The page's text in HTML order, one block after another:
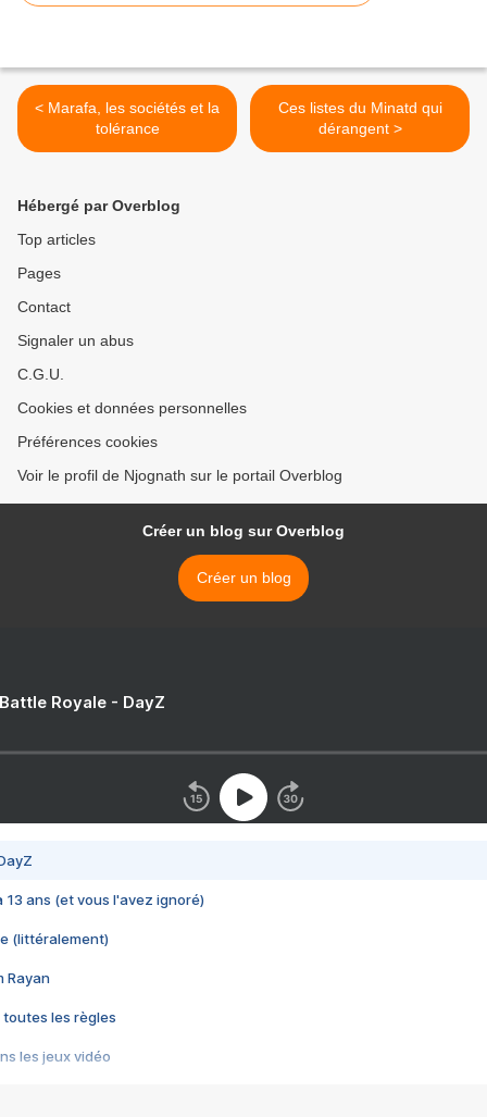
< Marafa, les sociétés et la
tolérance
Ces listes du Minatd qui
dérangent >
Hébergé par Overblog
Top articles
Pages
Contact
Signaler un abus
C.G.U.
Cookies et données personnelles
Préférences cookies
Voir le profil de Njognath sur le portail Overblog
Créer un blog sur Overblog
Créer un blog
Royale - DayZ
13 ans (et vous l'avez ignoré)
(littéralement)
Rayan
toutes les règles
les jeux vidéo